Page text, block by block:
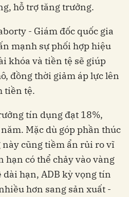
hỗ trợ tăng trưởng.
- Giám đốc quốc gia
mạnh sự phối hợp hiệu
khóa và tiền tệ sẽ giúp
đồng thời giảm áp lực lên
tiền tệ.
tín dụng đạt 18%,
Mặc dù góp phần thúc
cũng tiềm ẩn rủi ro vĩ
hạn có thể chảy vào vàng
dài hạn, ADB kỳ vọng tín
hơn sang sản xuất -